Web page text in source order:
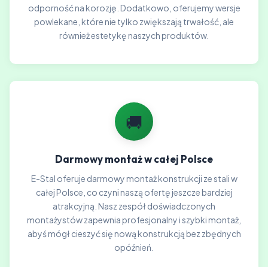
odporność na korozję. Dodatkowo, oferujemy wersje
powlekane, które nie tylko zwiększają trwałość, ale
również estetykę naszych produktów.
🚚
Darmowy montaż w całej Polsce
E-Stal oferuje darmowy montaż konstrukcji ze stali w
całej Polsce, co czyni naszą ofertę jeszcze bardziej
atrakcyjną. Nasz zespół doświadczonych
montażystów zapewnia profesjonalny i szybki montaż,
abyś mógł cieszyć się nową konstrukcją bez zbędnych
opóźnień.